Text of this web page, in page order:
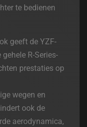
te bedienen
geeft de YZF-
R-Series-
prestaties op
wegen en
ook de
aerodynamica,